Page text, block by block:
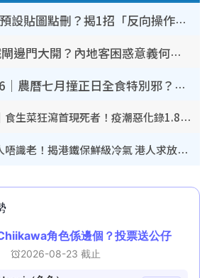
WhatsApp預設貼圖點刪？揭1招「反向操作」還原簡潔介面 附3步實測教學
香港山邊鐵閘邊門大開？內地客困惑意義何在！網民神回覆：呢種叫法理性防禦
鬼門開2026｜農曆七月撞正日全食特別邪？專家警告切忌做一事！揭4大禁忌+2招保平安
奪命寄生蟲｜食生菜狂瀉首現死者！疫潮惡化錄1.8萬宗病例 揭洗菜3大謬誤
內地客歎港人唔識老！揭港鐵保鮮級冷氣 港人求放過：咪投訴